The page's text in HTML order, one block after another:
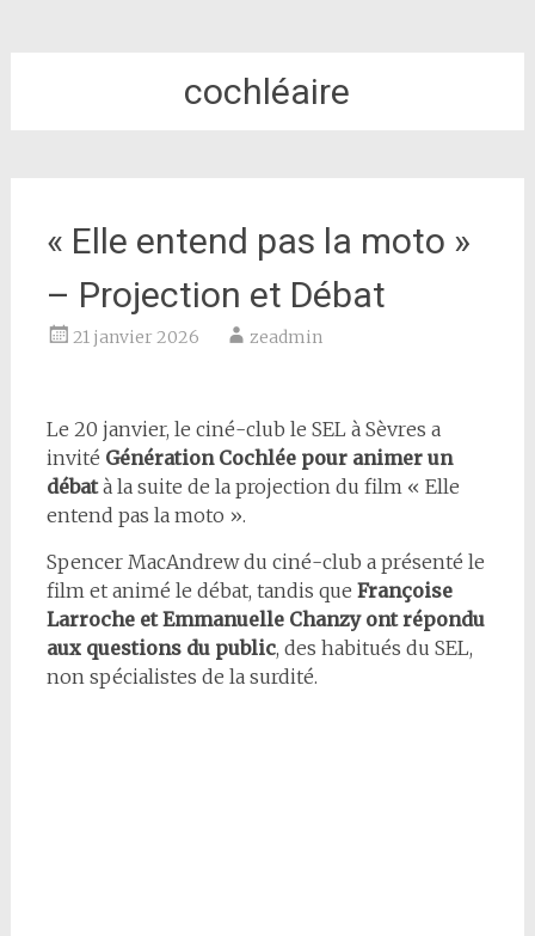
cochléaire
« Elle entend pas la moto »
– Projection et Débat
21 janvier 2026 zeadmin
Le 20 janvier, le ciné-club le SEL à Sèvres a
invité Génération Cochlée pour animer un
débatà la suite de la projection du film « Elle
entend pas la moto ».
Spencer MacAndrew du ciné-club a présenté le
film et animé le débat, tandis que Françoise
Larroche et Emmanuelle Chanzy ont répondu
aux questions du public, des habitués du SEL,
non spécialistes de la surdité.